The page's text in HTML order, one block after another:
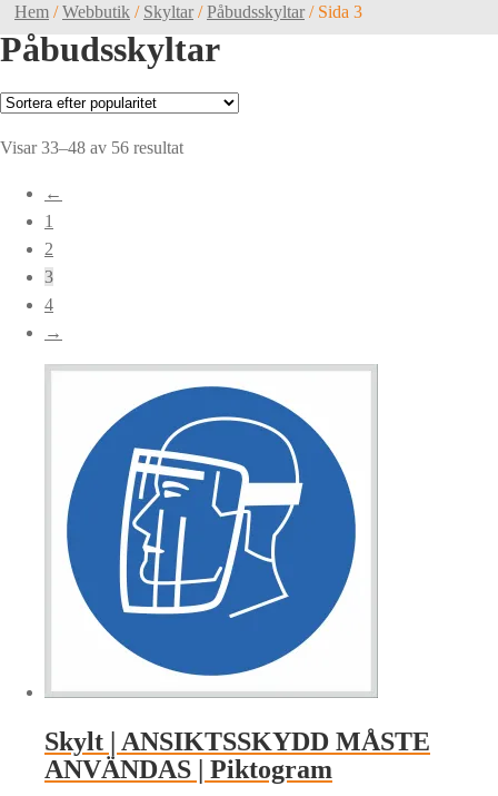
Hem /Webbutik / Skyltar /Påbudsskyltar / Sida 3
Påbudsskyltar
Visar 33–48 av 56 resultatSortera
←
1
2
3
4
→
Skylt | ANSIKTSSKYDD MÅSTE
ANVÄNDAS | Piktogram